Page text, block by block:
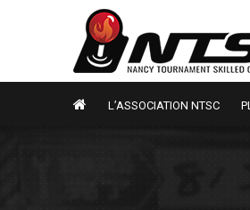
L’ASSOCIATION NTSC